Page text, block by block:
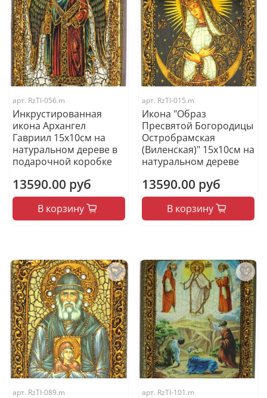
арт. RzTI-056.m
Инкрустированная
икона Архангел
Гавриил 15х10см на
натуральном дереве в
подарочной коробке
13590.00 руб
В корзину
арт. RzTI-015.m
Икона "Образ
Пресвятой Богородицы
Остробрамская
(Виленская)" 15х10см на
натуральном дереве
13590.00 руб
В корзину
арт. RzTI-089.m арт. RzTI-101.m